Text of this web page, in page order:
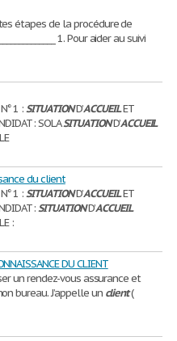
étapes de la procédure de
1. Pour aider au suivi
1 :SITUATIOND’ACCUEILET
: SOLASITUATIOND’ACCUEIL
du client
1 :SITUATIOND’ACCUEILET
:SITUATIOND’ACCUEIL
:
DU CLIENT
un rendez-vous assurance et
bureau. J’appelle un client(